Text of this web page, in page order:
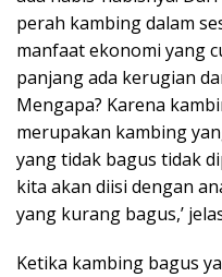
perah kambing dalam
manfaat ekonomi yang
panjang ada kerugian
Mengapa? Karena
merupakan kambing
yang tidak bagus tidak
kita akan diisi dengan
yang kurang bagus,’
Ketika kambing bagus